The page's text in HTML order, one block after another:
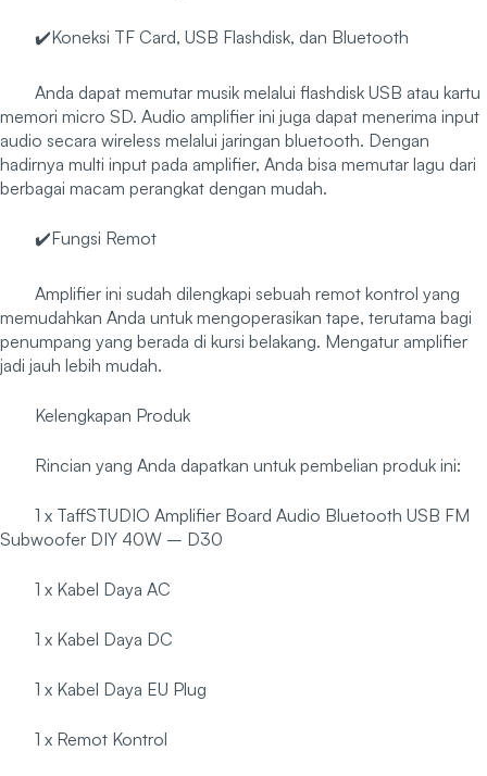
✔️Koneksi TF Card, USB Flashdisk, dan Bluetooth
Anda dapat memutar musik melalui flashdisk USB atau kartu
memori micro SD. Audio amplifier ini juga dapat menerima input
audio secara wireless melalui jaringan bluetooth. Dengan
hadirnya multi input pada amplifier, Anda bisa memutar lagu dari
berbagai macam perangkat dengan mudah.
✔️Fungsi Remot
Amplifier ini sudah dilengkapi sebuah remot kontrol yang
memudahkan Anda untuk mengoperasikan tape, terutama bagi
penumpang yang berada di kursi belakang. Mengatur amplifier
jadi jauh lebih mudah.
Kelengkapan Produk
Rincian yang Anda dapatkan untuk pembelian produk ini:
1 x TaffSTUDIO Amplifier Board Audio Bluetooth USB FM
Subwoofer DIY 40W – D30
1 x Kabel Daya AC
1 x Kabel Daya DC
1 x Kabel Daya EU Plug
1 x Remot Kontrol